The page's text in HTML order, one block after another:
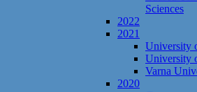
Sciences
2022
2021
University
University
Varna
2020